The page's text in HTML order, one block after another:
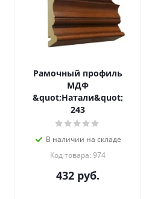
Рамочный профиль
МДФ
&quot;Натали&quot;
243
В наличии на складе
Код товара: 974
432руб.